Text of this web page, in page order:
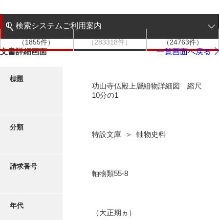
階層検索
写真・絵はがき
検索システムご利用案内
検索システムの利用について
（1855件）
（283318件）
（24763件）
文書詳細画面 一覧画面へ戻る
標題
功山寺仏殿上層組物詳細図 縮尺
10分の1
分類
特設文庫 ＞ 軸物史料
請求番号
軸物類55-8
年代
（大正期ヵ）